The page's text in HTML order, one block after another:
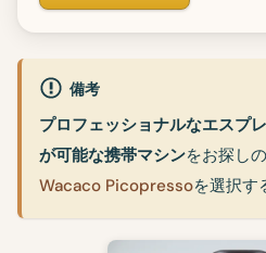
備考
プロフェッショナルなエスプ
が可能な携帯マシンをお探し
Wacaco Picopressoを選択す